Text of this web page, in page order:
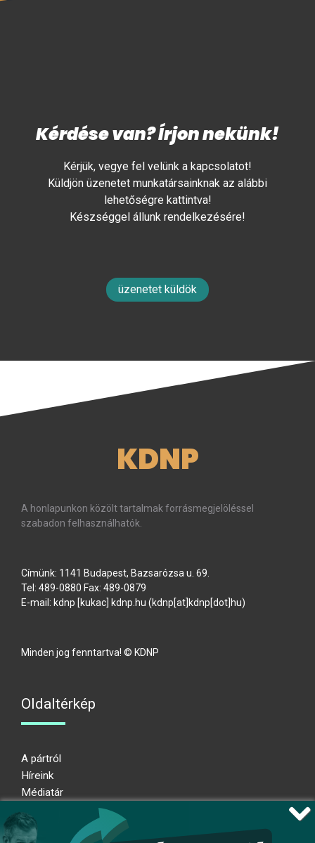
Kérdése van? Írjon nekünk!
Kérjük, vegye fel velünk a kapcsolatot!
Küldjön üzenetet munkatársainknak az alábbi
lehetőségre kattintva!
Készséggel állunk rendelkezésére!
üzenetet küldök
KDNP
A honlapunkon közölt tartalmak forrásmegjelöléssel
szabadon felhasználhatók.
Címünk: 1141 Budapest, Bazsarózsa u. 69.
Tel: 489-0880 Fax: 489-0879
E-mail: kdnp [kukac] kdnp.hu (kdnp[at]kdnp[dot]hu)
Minden jog fenntartva! © KDNP
Oldaltérkép
A pártról
Híreink
Médiatár
Adatkezelési nyilatkozat